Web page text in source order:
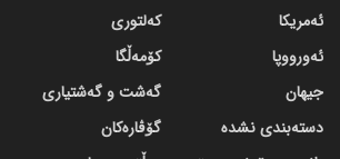
ئەمریکا
ئەورووپا
جیهان
دسته‌بندی نشده
کەلتوری
کۆمەڵگا
گه‌شت و گه‌شتیاری
گۆڤاره‌کان